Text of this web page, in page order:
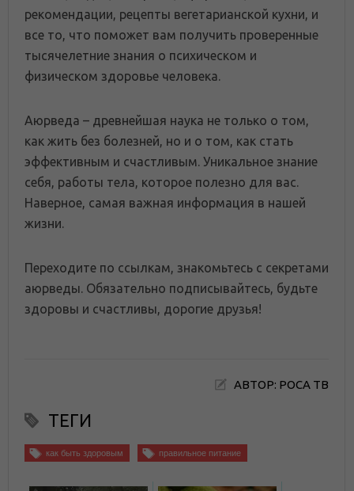
рекомендации, рецепты вегетарианской кухни, и
все то, что поможет вам получить проверенные
тысячелетние знания о психическом и
физическом здоровье человека.
Аюрведа – древнейшая наука не только о том,
как жить без болезней, но и о том, как стать
эффективным и счастливым. Уникальное знание
себя, работы тела, которое полезно для вас.
Наверное, самая важная информация в нашей
жизни.
Переходите по ссылкам, знакомьтесь с секретами
аюрведы. Обязательно подписывайтесь, будьте
здоровы и счастливы, дорогие друзья!
АВТОР: РОСА ТВ
ТЕГИ
как быть здоровым правильное питание